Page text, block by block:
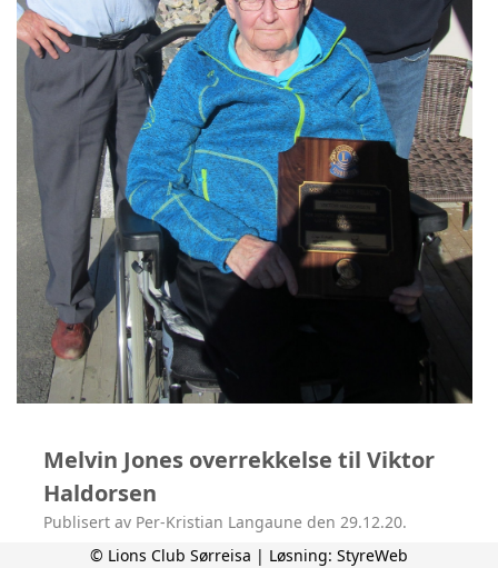
Melvin Jones overrekkelse til Viktor
Haldorsen
Publisert av Per-Kristian Langaune den 29.12.20.
© Lions Club Sørreisa | Løsning: StyreWeb